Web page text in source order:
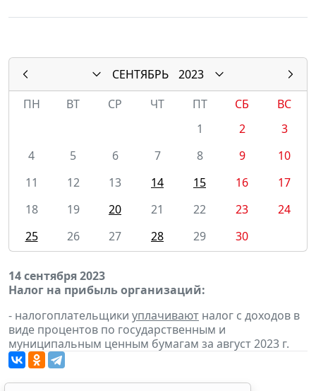
СЕНТЯБРЬ
2023
ПН
ВТ СР ЧТ ПТ СБ
ВС
1
2
3
4
5 6 7 8 9
10
11
12 13 14 15 16
17
18
19 20 21 22 23
24
25
26 27 28 29 30
14 сентября 2023
Налог на прибыль организаций:
- налогоплательщики уплачивают налог с доходов в
виде процентов по государственным и
муниципальным ценным бумагам за август 2023 г.